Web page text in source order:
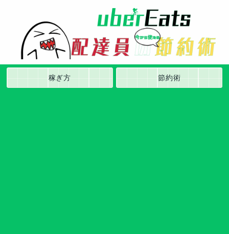
稼ぎ方 節約術